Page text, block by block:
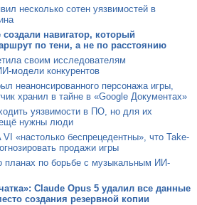
несколько сотен уязвимостей в
навигатор, который
по тени, а не по расстоянию
своим исследователям
модели конкурентов
неанонсированного персонажа игры,
хранил в тайне в «Google Документах»
уязвимости в ПО, но для их
ещё нужны люди
VI «настолько беспрецедентны», что Take-
продажи игры
планах по борьбе с музыкальным ИИ-
Claude Opus 5 удалил все данные
создания резервной копии